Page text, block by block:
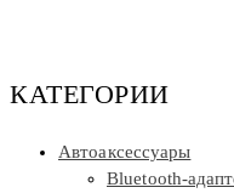
КАТЕГОРИИ
Автоаксессуары
Bluetooth-